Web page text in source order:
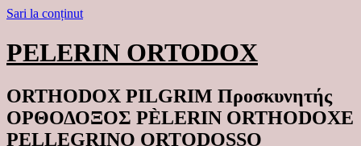
Sari la conținut
PELERIN ORTODOX
ORTHODOX PILGRIM Προσκυνητής
ΟΡΘΟΔΟΞΟΣ PÈLERIN ORTHODOXE
PELLEGRINO ORTODOSSO